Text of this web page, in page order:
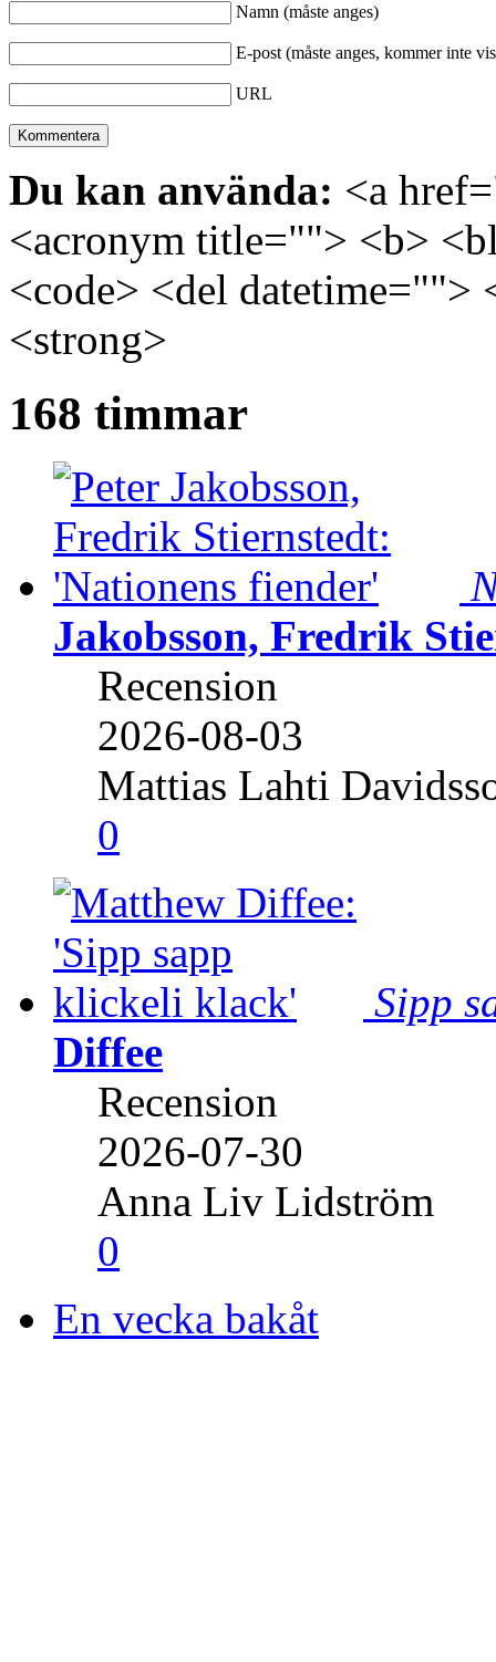
Namn (måste anges)
E-post (måste anges, kommer inte
URL
Du kan använda: <a
<acronym title=""> <b>
<code> <del
<strong>
168 timmar
Jakobsson, Fredrik
Recension
2026-08-03
Mattias Lahti
0
Sipp
Diffee
Recension
2026-07-30
Anna Liv Lidström
0
En vecka bakåt